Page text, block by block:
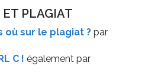
ET PLAGIAT
où sur le plagiat ? par
C ! également par